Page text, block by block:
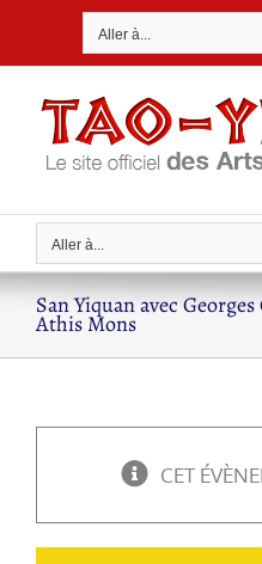
Aller à...
Aller à...
San Yiquan avec
Athis Mons
CET